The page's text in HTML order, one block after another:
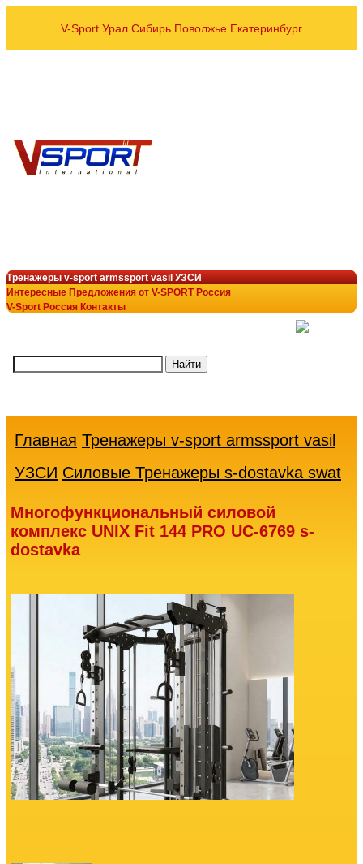
V-Sport Урал Сибирь Поволжье Екатеринбург
Тренажеры v-sport armssport vasil УЗСИ
Интересные Предложения от V-SPORT Россия
V-Sport Россия Контакты
Главная Тренажеры v-sport armssport vasil
УЗСИ Силовые Тренажеры s-dostavka swat
Многофункциональный силовой
комплекс UNIX Fit 144 PRO UC-6769 s-
dostavka